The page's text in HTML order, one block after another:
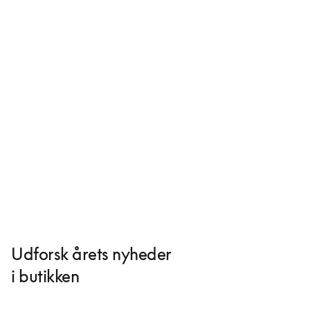
Udforsk årets nyheder
i butikken